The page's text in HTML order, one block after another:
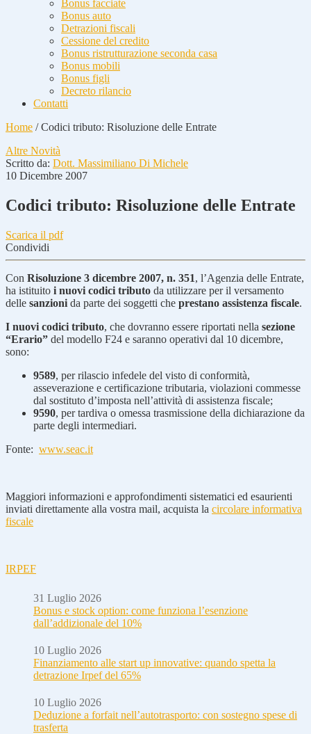
Bonus facciate
Bonus auto
Detrazioni fiscali
Cessione del credito
Bonus ristrutturazione seconda casa
Bonus mobili
Bonus figli
Decreto rilancio
Contatti
Home /Codici tributo: Risoluzione delle Entrate
Altre Novità
Scritto da: Dott. Massimiliano Di Michele
10 Dicembre 2007
Codici tributo: Risoluzione delle Entrate
Scarica il pdf
Condividi
Con Risoluzione 3 dicembre 2007, n. 351, l’Agenzia delle Entrate,
ha istituito i nuovi codici tributo da utilizzare per il versamento
delle sanzioni da parte dei soggetti che prestano assistenza fiscale.
I nuovi codici tributo, che dovranno essere riportati nella sezione
“Erario” del modello F24 e saranno operativi dal 10 dicembre,
sono:
9589, per rilascio infedele del visto di conformità,
asseverazione e certificazione tributaria, violazioni commesse
dal sostituto d’imposta nell’attività di assistenza fiscale;
9590, per tardiva o omessa trasmissione della dichiarazione da
parte degli intermediari.
Fonte: www.seac.it
Maggiori informazioni e approfondimenti sistematici ed esaurienti
inviati direttamente alla vostra mail, acquista la circolare informativa
fiscale
IRPEF
31 Luglio 2026
Bonus e stock option: come funziona l’esenzione
dall’addizionale del 10%
10 Luglio 2026
Finanziamento alle start up innovative: quando spetta la
detrazione Irpef del 65%
10 Luglio 2026
Deduzione a forfait nell’autotrasporto: con sostegno spese di
trasferta